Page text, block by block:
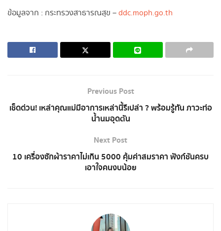
ข้อมูลจาก : กระทรวงสาธารณสุข –ddc.moph.go.th
Previous Post
เช็ดด่วน! เหล่าคุณแม่มีอาการเหล่านี้รึเปล่า ? พร้อมรู้ทัน ภาวะท่อ
น้ำนมอุดตัน
Next Post
10 เครื่องซักผ้าราคาไม่เกิน 5000 คุ้มค่าสมราคา ฟังก์ชันครบ
เอาใจคนงบน้อย